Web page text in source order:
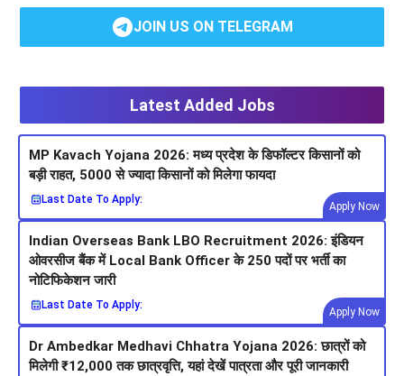
JOIN US ON TELEGRAM
Latest Added Jobs
MP Kavach Yojana 2026: मध्य प्रदेश के डिफॉल्टर किसानों को
बड़ी राहत, 5000 से ज्यादा किसानों को मिलेगा फायदा
Last Date To Apply:
Apply Now
Indian Overseas Bank LBO Recruitment 2026: इंडियन
ओवरसीज बैंक में Local Bank Officer के 250 पदों पर भर्ती का
नोटिफिकेशन जारी
Last Date To Apply:
Apply Now
Dr Ambedkar Medhavi Chhatra Yojana 2026: छात्रों को
मिलेगी ₹12,000 तक छात्रवृत्ति, यहां देखें पात्रता और पूरी जानकारी